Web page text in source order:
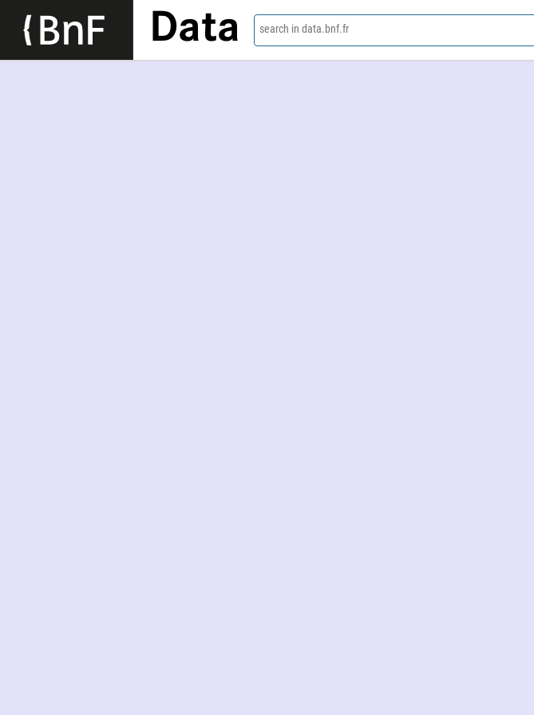
Data search in data.bnf.fr